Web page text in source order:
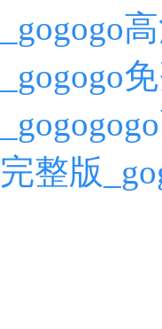
_gogogo
_gogogo
完整版